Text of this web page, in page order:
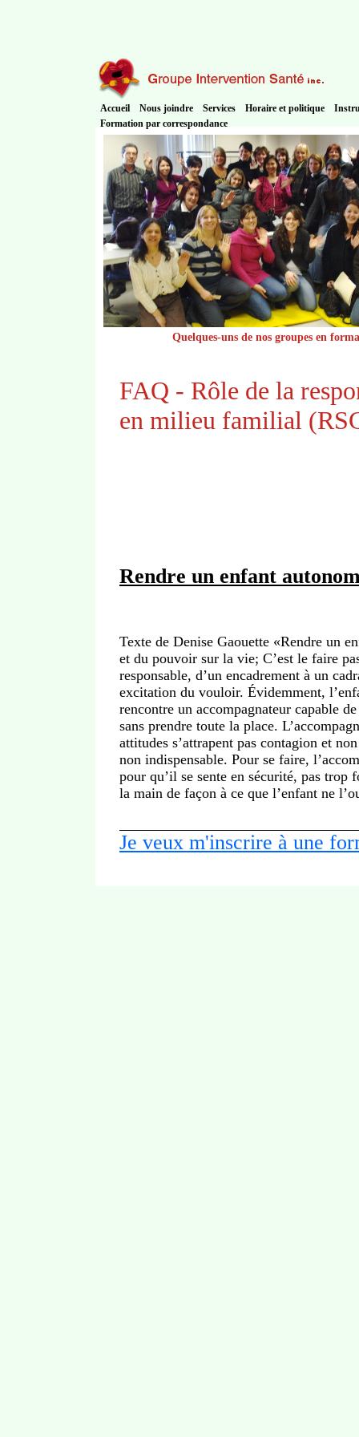
Accueil Nous joindre Services Horaire et politique
Formation par correspondance
Quelques-uns de nos groupes en
FAQ - Rôle de la
en milieu familial
Rendre un enfant
Texte de Denise Gaouette «Rendre un
et du pouvoir sur la vie; C’est le faire
responsable, d’un encadrement à un
excitation du vouloir. Évidemment,
rencontre un accompagnateur capable
sans prendre toute la place.
attitudes s’attrapent pas contagion et
non indispensable. Pour se faire,
pour qu’il se sente en sécurité, pas
la main de façon à ce que l’enfant ne
Je veux m'inscrire à une